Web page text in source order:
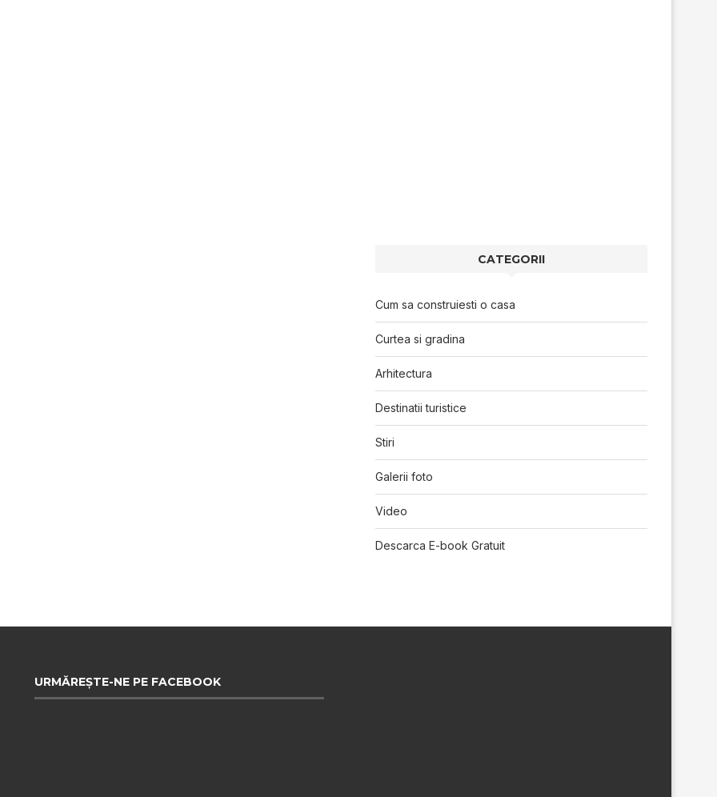
CATEGORII
Cum sa construiesti o casa
Curtea si gradina
Arhitectura
Destinatii turistice
Stiri
Galerii foto
Video
Descarca E-book Gratuit
URMĂREȘTE-NE PE FACEBOOK